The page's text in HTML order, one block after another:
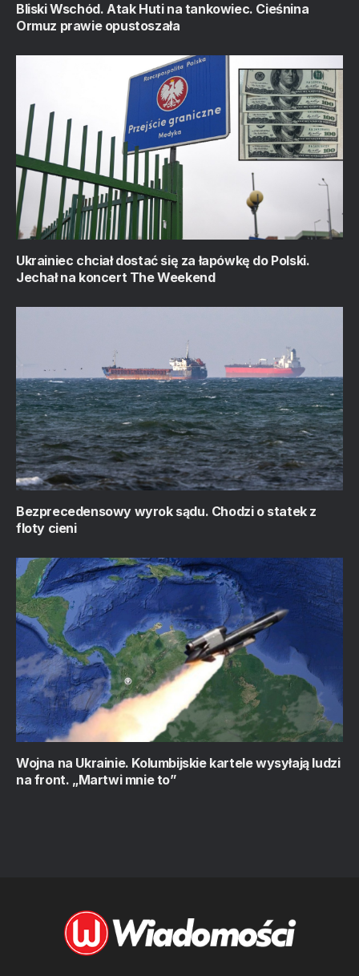
Bliski Wschód. Atak Huti na tankowiec. Cieśnina
Ormuz prawie opustoszała
Ukrainiec chciał dostać się za łapówkę do Polski.
Jechał na koncert The Weekend
Bezprecedensowy wyrok sądu. Chodzi o statek z
floty cieni
Wojna na Ukrainie. Kolumbijskie kartele wysyłają ludzi
na front. „Martwi mnie to”